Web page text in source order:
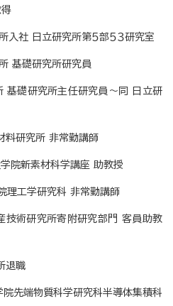
得
社 日立研究所第５部５３研究室
基礎研究所研究員
礎研究所主任研究員～同 日立研
料研究所 非常勤講師
院新素材科学講座 助教授
理工学研究科 非常勤講師
技術研究所寄附研究部門 客員助教
退職
院先端物質科学研究科半導体集積科